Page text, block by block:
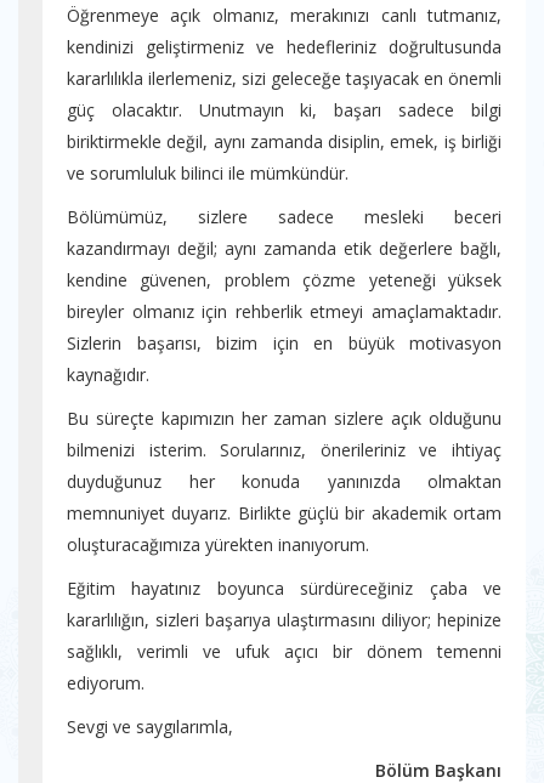
Öğrenmeye açık olmanız, merakınızı canlı tutmanız,
kendinizi geliştirmeniz ve hedefleriniz doğrultusunda
kararlılıkla ilerlemeniz, sizi geleceğe taşıyacak en önemli
güç olacaktır. Unutmayın ki, başarı sadece bilgi
biriktirmekle değil, aynı zamanda disiplin, emek, iş birliği
ve sorumluluk bilinci ile mümkündür.
Bölümümüz, sizlere sadece mesleki beceri
kazandırmayı değil; aynı zamanda etik değerlere bağlı,
kendine güvenen, problem çözme yeteneği yüksek
bireyler olmanız için rehberlik etmeyi amaçlamaktadır.
Sizlerin başarısı, bizim için en büyük motivasyon
kaynağıdır.
Bu süreçte kapımızın her zaman sizlere açık olduğunu
bilmenizi isterim. Sorularınız, önerileriniz ve ihtiyaç
duyduğunuz her konuda yanınızda olmaktan
memnuniyet duyarız. Birlikte güçlü bir akademik ortam
oluşturacağımıza yürekten inanıyorum.
Eğitim hayatınız boyunca sürdüreceğiniz çaba ve
kararlılığın, sizleri başarıya ulaştırmasını diliyor; hepinize
sağlıklı, verimli ve ufuk açıcı bir dönem temenni
ediyorum.
Sevgi ve saygılarımla,
Bölüm Başkanı